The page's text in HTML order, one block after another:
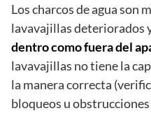
Los charcos de agua son
lavavajillas deteriorados
dentro como fuera del
lavavajillas no tiene la
la manera correcta
bloqueos u